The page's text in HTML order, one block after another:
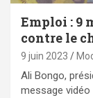
Emploi : 9
contre le
9 juin 2023
Ali Bongo,
message